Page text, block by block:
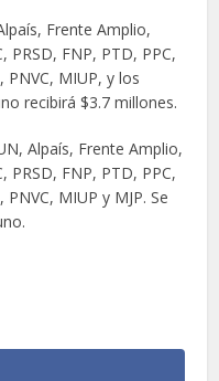
Frente Amplio,
PRSD, FNP, PTD, PPC,
PNVC, MIUP, y los
recibirá $3.7 millones.
Alpaís, Frente Amplio,
PRSD, FNP, PTD, PPC,
MIUP y MJP. Se